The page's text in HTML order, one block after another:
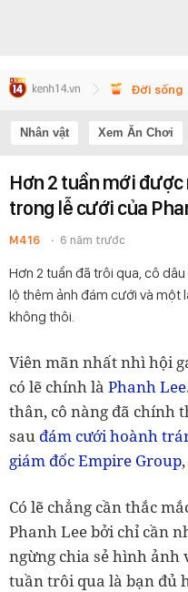
Đời sống
Nhân vật Xem Ăn Chơi
Hơn 2 tuần mới
trong lễ cưới của
M416 6 năm trước
Hơn 2 tuần đã trôi qua, cô
lộ thêm ảnh đám cưới và một
không thôi.
Viên mãn nhất nhì hội
có lẽ chính là Phanh Lee
thân, cô nàng đã chính
sau đám cưới hoành
giám đốc Empire Group
Có lẽ chẳng cần thắc
Phanh Lee bởi chỉ cần
ngừng chia sẻ hình ảnh
tuần trôi qua là bạn đủ